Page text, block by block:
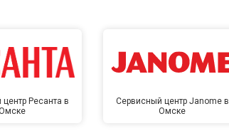
Ресанта в
Сервисный центр Janome в
Омске